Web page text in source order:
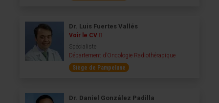
Dr. Luis Fuertes Vallés
Voir le CV
Spécialiste
Département d’Oncologie Radiothérapique
Siège de Pampelune
Dr. Daniel González Padilla